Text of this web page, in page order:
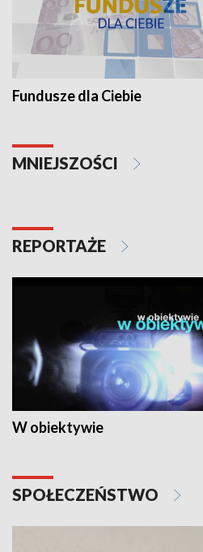
Fundusze dla Ciebie
MNIEJSZOŚCI
REPORTAŻE
W obiektywie
SPOŁECZEŃSTWO